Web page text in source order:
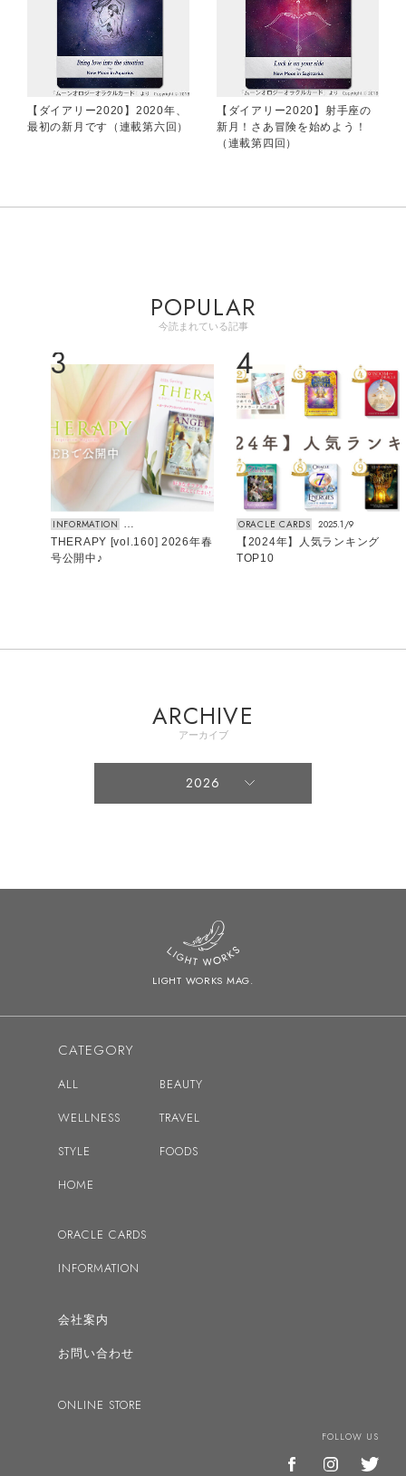
【ダイアリー2020】2020年、
最初の新月です（連載第六回）
【ダイアリー2020】射手座の
新月！さあ冒険を始めよう！
（連載第四回）
POPULAR
今読まれている記事
INFORMATION 2026.3/12
THERAPY [vol.160] 2026年春
号公開中♪
3
ORACLE CARDS 2025.1/9
【2024年】人気ランキング
TOP10
4
ARCHIVE
アーカイブ
2026
2024
2023
2022
LIGHT WORKS MAG.
CATEGORY
ALL
WELLNESS
STYLE
HOME
BEAUTY
TRAVEL
FOODS
ORACLE CARDS
INFORMATION
会社案内
お問い合わせ
ONLINE STORE
FOLLOW US